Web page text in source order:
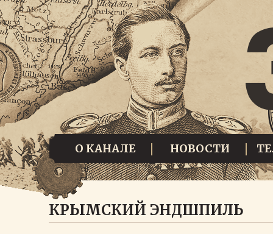
О КАНАЛЕ НОВОСТИ
КРЫМСКИЙ ЭНДШПИЛЬ